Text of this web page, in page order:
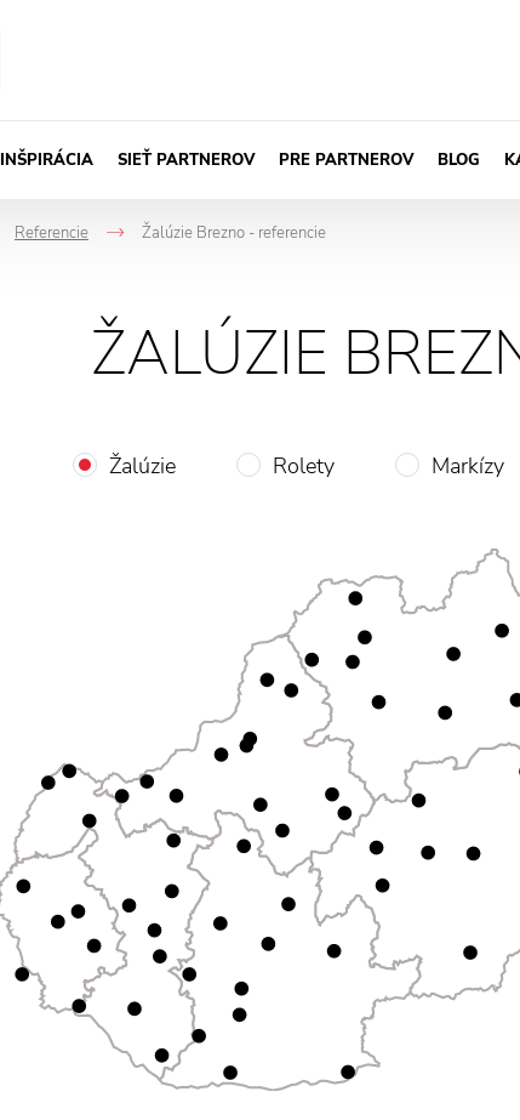
INŠPIRÁCIA SIEŤ PARTNEROV PRE PARTNEROV BLOG
->
Referencie Žalúzie Brezno - referencie
ŽALÚZIE
Žalúzie Rolety Markízy